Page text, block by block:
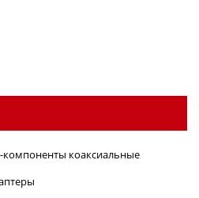
компоненты коаксиальные